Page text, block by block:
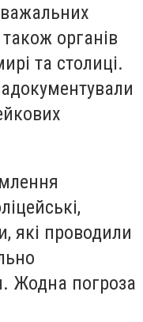
органів
та столиці.
які проводили
Жодна погроза